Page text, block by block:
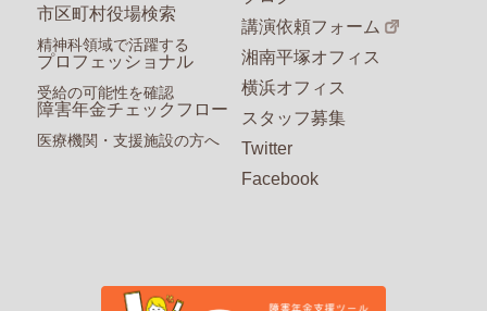
市区町村役場検索
精神科領域で活躍する
プロフェッショナル
受給の可能性を確認
障害年金チェックフロー
医療機関・支援施設の方へ
講演依頼フォーム
湘南平塚オフィス
横浜オフィス
スタッフ募集
Twitter
Facebook